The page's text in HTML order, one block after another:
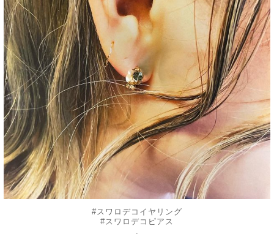
#スワロデコイヤリング
#スワロデコピアス